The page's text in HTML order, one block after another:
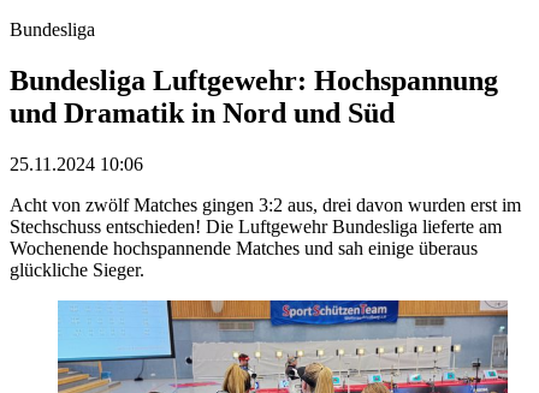
Bundesliga
Bundesliga Luftgewehr: Hochspannung
und Dramatik in Nord und Süd
25.11.2024 10:06
Acht von zwölf Matches gingen 3:2 aus, drei davon wurden erst im
Stechschuss entschieden! Die Luftgewehr Bundesliga lieferte am
Wochenende hochspannende Matches und sah einige überaus
glückliche Sieger.